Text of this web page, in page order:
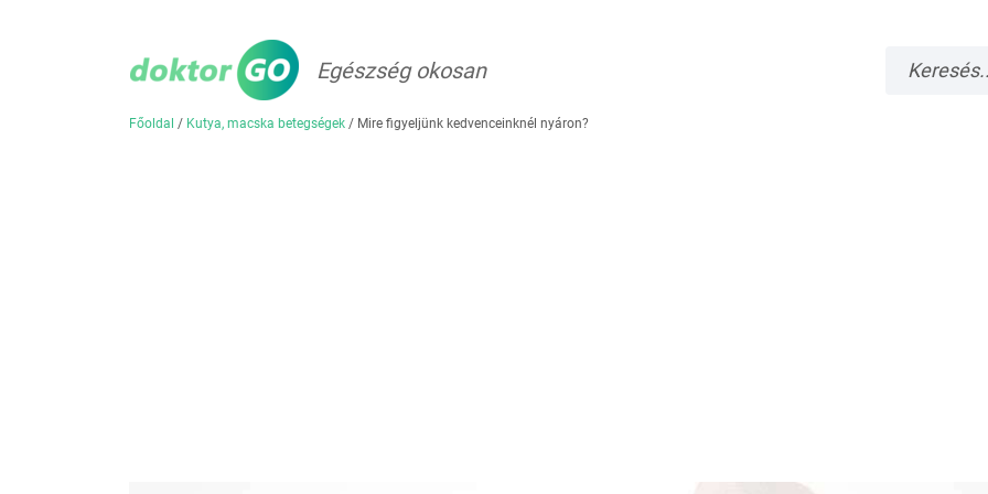
Egészség okosan
Főoldal / Kutya, macska betegségek / Mire figyeljünk kedvenceinknél nyáron?